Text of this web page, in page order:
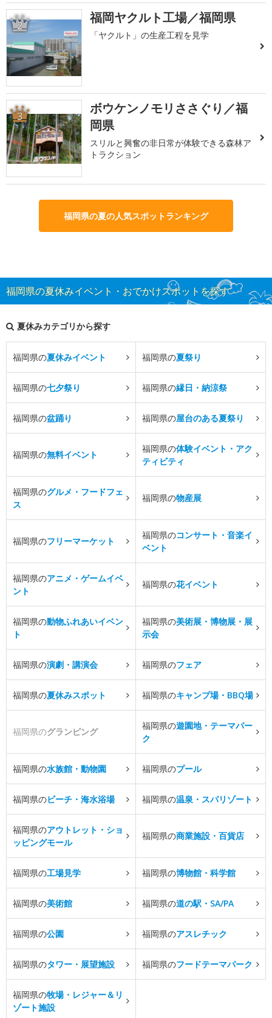
2 福岡ヤクルト工場／福岡県
「ヤクルト」の生産工程を見学
3
ボウケンノモリささぐり／福
岡県
スリルと興奮の非日常が体験できる森林ア
トラクション
福岡県の夏の人気スポットランキング
福岡県の夏休みイベント・おでかけスポットを探す
夏休みカテゴリから探す
福岡県の夏休みイベント 福岡県の夏祭り
福岡県の七夕祭り 福岡県の縁日・納涼祭
福岡県の盆踊り 福岡県の屋台のある夏祭り
福岡県の無料イベント
福岡県の体験イベント・アク
ティビティ
福岡県のグルメ・フードフェ
ス
福岡県の物産展
福岡県のフリーマーケット
福岡県のコンサート・音楽イ
ベント
福岡県のアニメ・ゲームイベ
ント
福岡県の花イベント
福岡県の動物ふれあいイベン
ト
福岡県の美術展・博物展・展
示会
福岡県の演劇・講演会 福岡県のフェア
福岡県の夏休みスポット 福岡県のキャンプ場・BBQ場
福岡県のグランピング
福岡県の遊園地・テーマパー
ク
福岡県の水族館・動物園 福岡県のプール
福岡県のビーチ・海水浴場 福岡県の温泉・スパリゾート
福岡県のアウトレット・ショ
ッピングモール
福岡県の商業施設・百貨店
福岡県の工場見学 福岡県の博物館・科学館
福岡県の美術館 福岡県の道の駅・SA/PA
福岡県の公園 福岡県のアスレチック
福岡県のタワー・展望施設 福岡県のフードテーマパーク
福岡県の牧場・レジャー＆リ
ゾート施設